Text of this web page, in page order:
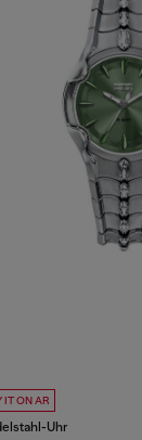
IT ON AR
Uhr